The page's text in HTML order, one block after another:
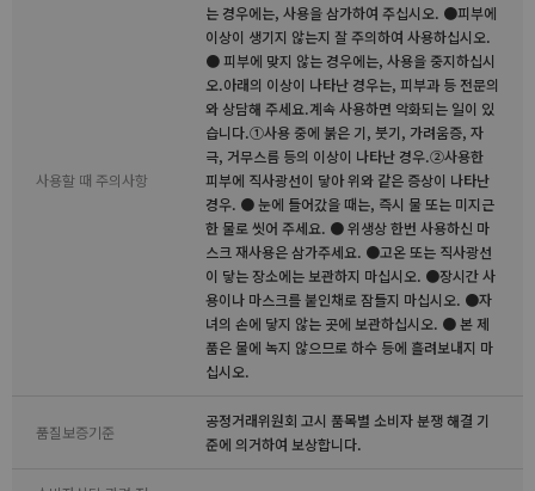
사용할 때 주의사항
는 경우에는, 사용을 삼가하여 주십시오. ●피부에
이상이 생기지 않는지 잘 주의하여 사용하십시오.
● 피부에 맞지 않는 경우에는, 사용을 중지하십시
오.아래의 이상이 나타난 경우는, 피부과 등 전문의
와 상담해 주세요.계속 사용하면 악화되는 일이 있
습니다.①사용 중에 붉은 기, 붓기, 가려움증, 자
극, 거무스름 등의 이상이 나타난 경우.②사용한
피부에 직사광선이 닿아 위와 같은 증상이 나타난
경우. ● 눈에 들어갔을 때는, 즉시 물 또는 미지근
한 물로 씻어 주세요. ● 위생상 한번 사용하신 마
스크 재사용은 삼가주세요. ●고온 또는 직사광선
이 닿는 장소에는 보관하지 마십시오. ●장시간 사
용이나 마스크를 붙인채로 잠들지 마십시오. ●자
녀의 손에 닿지 않는 곳에 보관하십시오. ● 본 제
품은 물에 녹지 않으므로 하수 등에 흘려보내지 마
십시오.
품질보증기준
공정거래위원회 고시 품목별 소비자 분쟁 해결 기
준에 의거하여 보상합니다.